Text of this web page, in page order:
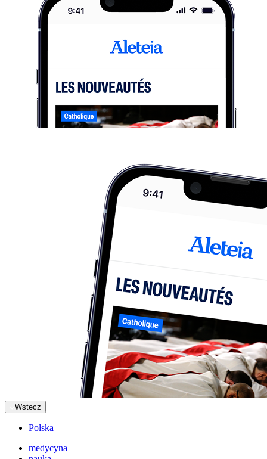
Wstecz
Polska
medycyna